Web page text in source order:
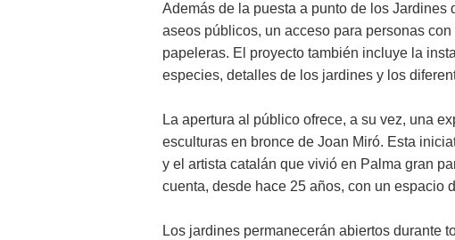
Además de la puesta a punto de los
aseos públicos, un acceso para personas
papeleras. El proyecto también incluye la
especies, detalles de los jardines y los
La apertura al público ofrece, a su vez, una
esculturas en bronce de Joan Miró. Esta
y el artista catalán que vivió en Palma gran
cuenta, desde hace 25 años, con un espacio
Los jardines permanecerán abiertos durante